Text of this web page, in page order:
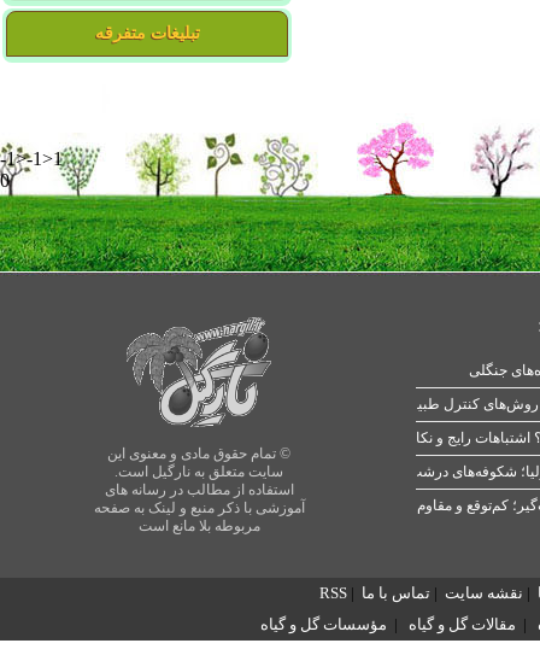
تبلیغات متفرقه
-1>-1>1
0
© تمام حقوق مادی و معنوی این
سایت متعلق به نارگیل است.
استفاده از مطالب در رسانه های
آموزشی با ذکر منبع و لینک به صفحه
مربوطه بلا مانع است
جنگلی
رایج و نکات طلایی
شکوفه‌های درشت در بهار
| نقشه سایت | تماس با ما |
RSS
| مقالات گل و گیاه | مؤسسات گل و گیاه